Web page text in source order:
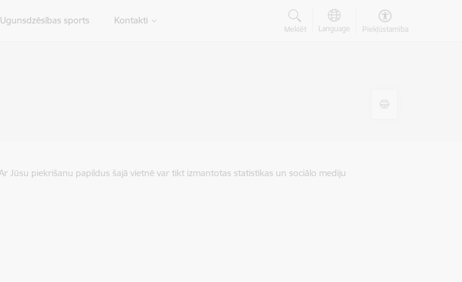
Ugunsdzēsības sports Kontakti
Meklēt Language Piekļūstamība
Jūsu piekrišanu papildus šajā vietnē var tikt izmantotas statistikas un sociālo mediju